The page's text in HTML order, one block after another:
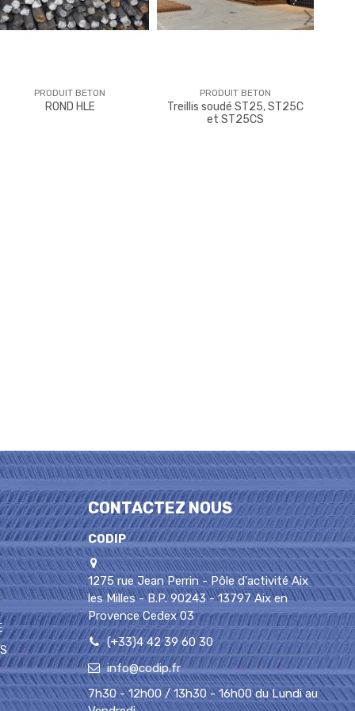
PRODUIT BETON
ROND HLE
PRODUIT BETON
Treillis soudé ST25, ST25C
et ST25CS
CONTACTEZ NOUS
CODIP
1275 rue Jean Perrin - Pôle d'activité Aix
les Milles - B.P. 90243 - 13797 Aix en
Provence Cedex 03
(+33)4 42 39 60 30
info@codip.fr
7h30 - 12h00 / 13h30 - 16h00 du Lundi au